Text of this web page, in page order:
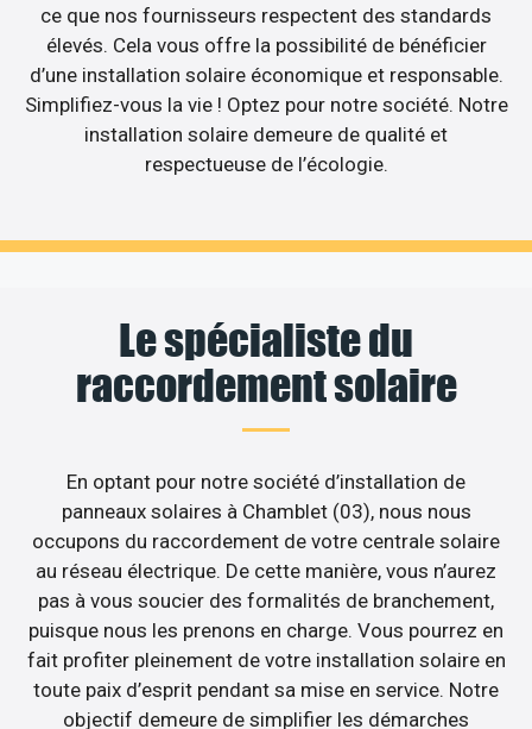
ce que nos fournisseurs respectent des standards
élevés. Cela vous offre la possibilité de bénéficier
d’une installation solaire économique et responsable.
Simplifiez-vous la vie ! Optez pour notre société. Notre
installation solaire demeure de qualité et
respectueuse de l’écologie.
Le spécialiste du
raccordement solaire
En optant pour notre société d’installation de
panneaux solaires à Chamblet (03), nous nous
occupons du raccordement de votre centrale solaire
au réseau électrique. De cette manière, vous n’aurez
pas à vous soucier des formalités de branchement,
puisque nous les prenons en charge. Vous pourrez en
fait profiter pleinement de votre installation solaire en
toute paix d’esprit pendant sa mise en service. Notre
objectif demeure de simplifier les démarches